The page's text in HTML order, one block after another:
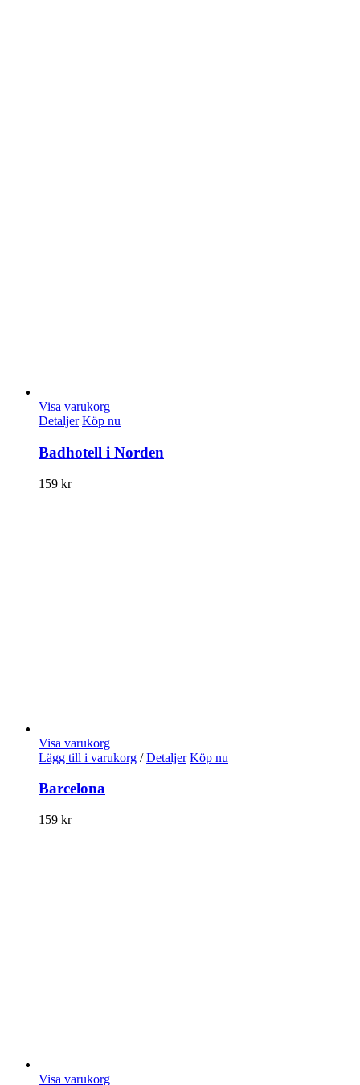
Visa varukorg
Detaljer Köp nu
Badhotell i Norden
159 kr
Visa varukorg
Lägg till i varukorg / Detaljer Köp nu
Barcelona
159 kr
Visa varukorg